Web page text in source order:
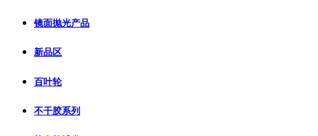
镜面抛光产品
新品区
百叶轮
不干胶系列